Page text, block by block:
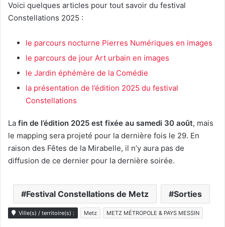
Voici quelques articles pour tout savoir du festival
Constellations 2025 :
le parcours nocturne Pierres Numériques en images
le parcours de jour Art urbain en images
le Jardin éphémère de la Comédie
la présentation de l’édition 2025 du festival
Constellations
La fin de l’édition 2025 est fixée au samedi 30 août, mais
le mapping sera projeté pour la dernière fois le 29. En
raison des Fêtes de la Mirabelle, il n’y aura pas de
diffusion de ce dernier pour la dernière soirée.
Festival Constellations de Metz Sorties
Ville(s) / territoire(s) : Metz METZ MÉTROPOLE & PAYS MESSIN